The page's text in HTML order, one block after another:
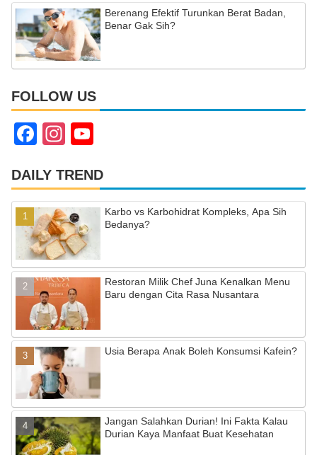
Berenang Efektif Turunkan Berat Badan,
Benar Gak Sih?
FOLLOW US
F
c
e
b
o
o
k
In
a
gr
a
m
u
T
u
e
C
a
n
n
el
DAILY TREND
Karbo vs Karbohidrat Kompleks, Apa Sih
Bedanya?
Restoran Milik Chef Juna Kenalkan Menu
Baru dengan Cita Rasa Nusantara
Usia Berapa Anak Boleh Konsumsi Kafein?
Jangan Salahkan Durian! Ini Fakta Kalau
Durian Kaya Manfaat Buat Kesehatan